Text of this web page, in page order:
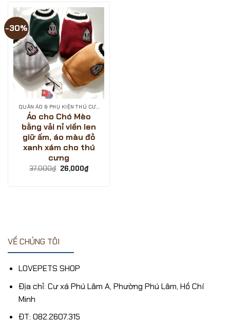
-30%
QUẦN ÁO & PHỤ KIỆN THÚ CƯNG
Áo cho Chó Mèo
bằng vải nỉ viền len
giữ ấm, áo màu đỏ
xanh xám cho thú
cưng
37,000₫ Giá
gốc
26,000₫Giá
hiện
VỀ CHÚNG TÔI
LOVEPETS SHOP
Địa chỉ: Cư xá Phú Lâm A, Phường Phú Lâm, Hồ Chí
Minh
ĐT: 082.2607.315